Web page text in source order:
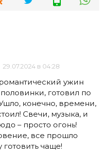
29.07.2024 в 04:28
ужин
готовил по
конечно, времени,
Свечи, музыка, и
– просто огонь!
все прошло
готовить чаще!